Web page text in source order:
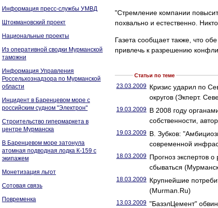
Информация пресс-службы УМВД
Штокмановский проект
Национальные проекты
Из оперативной сводки Мурманской
таможни
Информация Управления
Россельхознадзора по Мурманской
области
Инцидент в Баренцевом море с
российским судном "Электрон"
Строительство гипермаркета в
центре Мурманска
В Баренцевом море затонула
атомная подводная лодка К-159 с
экипажем
Монетизация льгот
Сотовая связь
Повременка
"Стремление компании
похвально и естественно.
Газета сообщает также, что
привлечь к разрешению
Статьи по теме
23.03.2009 Кризис ударил по
округов (Экперт.
19.03.2009 В 2008 году
собственности,
19.03.2009 В. Зубков:
современной
18.03.2009 Прогноз экспертов
сбываться
18.03.2009 Крупнейшие
(Murman.Ru)
13.03.2009 "БазэлЦемент"